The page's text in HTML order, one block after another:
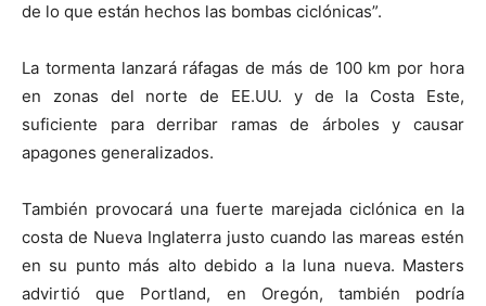
de lo que están hechos las bombas ciclónicas”.
La tormenta lanzará ráfagas de más de 100 km por hora
en zonas del norte de EE.UU. y de la Costa Este,
suficiente para derribar ramas de árboles y causar
apagones generalizados.
También provocará una fuerte marejada ciclónica en la
costa de Nueva Inglaterra justo cuando las mareas estén
en su punto más alto debido a la luna nueva. Masters
advirtió que Portland, en Oregón, también podría